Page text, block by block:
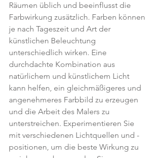
Räumen üblich und beeinflusst die
Farbwirkung zusätzlich. Farben können
je nach Tageszeit und Art der
künstlichen Beleuchtung
unterschiedlich wirken. Eine
durchdachte Kombination aus
natürlichem und künstlichem Licht
kann helfen, ein gleichmäßigeres und
angenehmeres Farbbild zu erzeugen
und die Arbeit des Malers zu
unterstreichen. Experimentieren Sie
mit verschiedenen Lichtquellen und -
positionen, um die beste Wirkung zu